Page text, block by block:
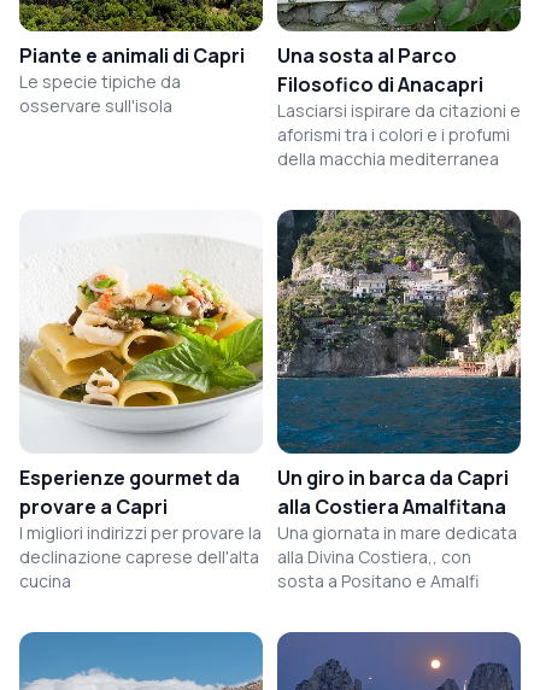
Piante e animali di Capri
Le specie tipiche da
osservare sull'isola
Una sosta al Parco
Filosofico di Anacapri
Lasciarsi ispirare da citazioni e
aforismi tra i colori e i profumi
della macchia mediterranea
Esperienze gourmet da
provare a Capri
I migliori indirizzi per provare la
declinazione caprese dell'alta
cucina
Un giro in barca da Capri
alla Costiera Amalfitana
Una giornata in mare dedicata
alla Divina Costiera,, con
sosta a Positano e Amalfi